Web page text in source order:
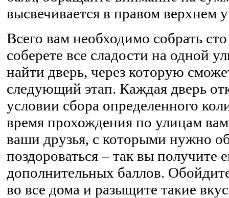
высвечивается в правом верхнем
Всего вам необходимо собрать
соберете все сладости на одной
найти дверь, через которую
следующий этап. Каждая дверь
условии сбора определенного
время прохождения по улицам вам
ваши друзья, с которыми нужно
поздороваться – так вы получите
дополнительных баллов.
во все дома и разыщите такие